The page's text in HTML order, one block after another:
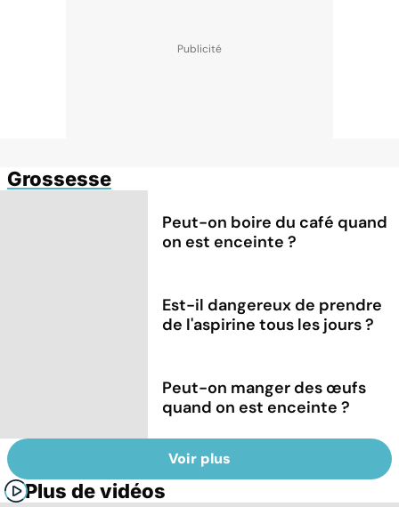
Grossesse
Peut-on boire du café quand
on est enceinte ?
Est-il dangereux de prendre
de l'aspirine tous les jours ?
Peut-on manger des œufs
quand on est enceinte ?
Voir plus
Plus de vidéos